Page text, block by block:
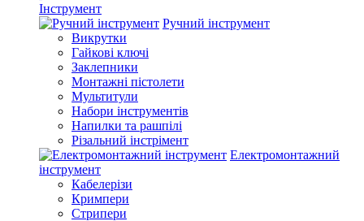
Інструмент
Ручний інструмент
Викрутки
Гайкові ключі
Заклепники
Монтажні пістолети
Мультитули
Набори інструментів
Напилки та рашпілі
Різальний інстрімент
Електромонтажний
інструмент
Кабелерізи
Кримпери
Стрипери